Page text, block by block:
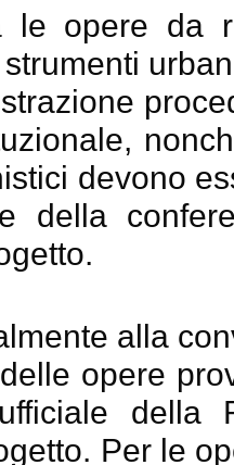
le opere da
devono
della
alla
opere
della
Per le